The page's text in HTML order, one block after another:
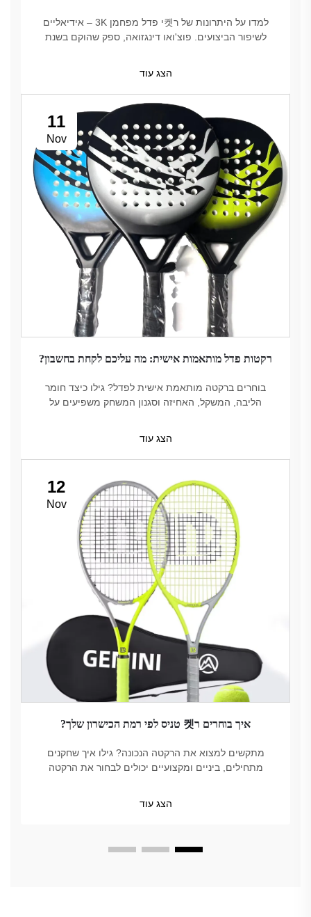
למדו על היתרונות של ר켓י פדל מפחמן 3K – אידיאליים
לשיפור הביצועים. פוצ'ואו דינגזואה, ספק שהוקם בשנת
הצג עוד
11
Nov
רקטות פדל מותאמות אישית: מה עליכם לקחת בחשבון?
בוחרים ברקטה מותאמת אישית לפדל? גילו כיצד חומר
הליבה, המשקל, האחיזה וסגנון המשחק משפיעים על
הצג עוד
12
Nov
איך בוחרים ר켓 טניס לפי רמת הכישרון שלך?
מתקשים למצוא את הרקטה הנכונה? גילו איך שחקנים
מתחילים, ביניים ומקצועיים יכולים לבחור את הרקטה
הצג עוד